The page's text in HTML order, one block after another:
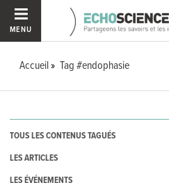
MENU
Accueil Tag #endophasie
TOUS LES CONTENUS TAGUÉS
LES ARTICLES
LES ÉVÉNEMENTS